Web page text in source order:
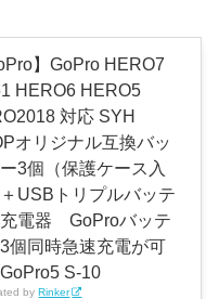
】GoPro HERO7
HERO6 HERO5
対応 SYH
オリジナル互換バッ
3個（保護ケース入
USBトリプルバッテ
充電器 GoProバッテ
個同時急速充電が可
S-10
byRinker